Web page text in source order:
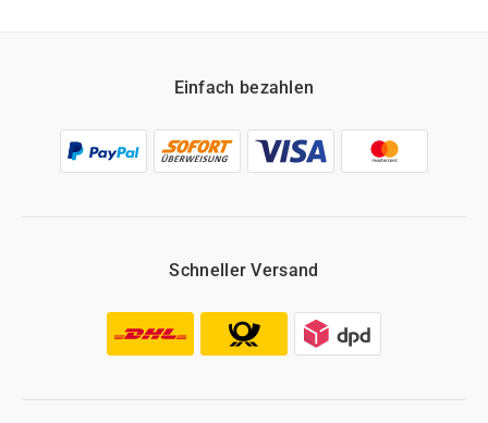
Einfach bezahlen
Schneller Versand